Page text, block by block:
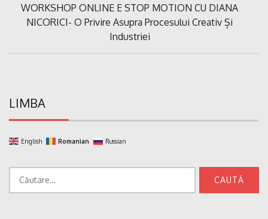
Next
Post:
WORKSHOP ONLINE E STOP MOTION CU DIANA
NICORICI- O Privire Asupra Procesului Creativ Și
Industriei
LIMBA
English Romanian Russian